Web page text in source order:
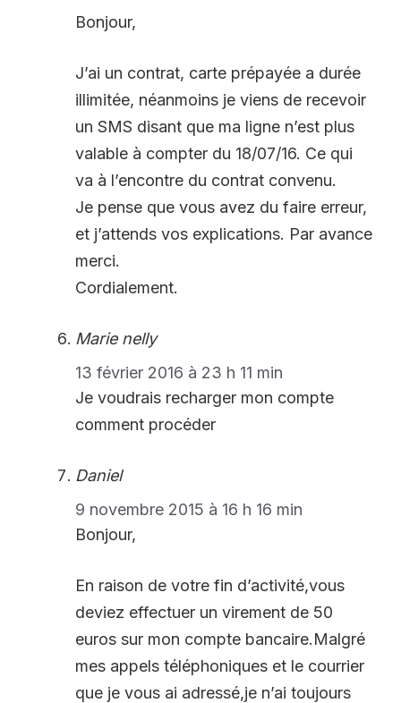
Bonjour,
J’ai un contrat, carte prépayée a durée
illimitée, néanmoins je viens de recevoir
un SMS disant que ma ligne n’est plus
valable à compter du 18/07/16. Ce qui
va à l’encontre du contrat convenu.
Je pense que vous avez du faire erreur,
et j’attends vos explications. Par avance
merci.
Cordialement.
Marie nelly
13 février 2016 à 23 h 11 min
Je voudrais recharger mon compte
comment procéder
Daniel
9 novembre 2015 à 16 h 16 min
Bonjour,
En raison de votre fin d’activité,vous
deviez effectuer un virement de 50
euros sur mon compte bancaire.Malgré
mes appels téléphoniques et le courrier
que je vous ai adressé,je n’ai toujours